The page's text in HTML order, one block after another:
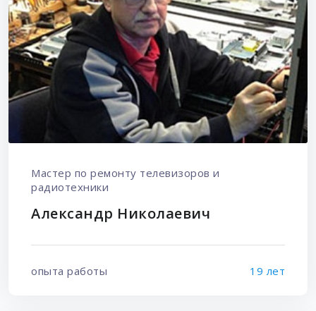
Мастер по ремонту телевизоров и
радиотехники
Александр Николаевич
опыта работы 19 лет